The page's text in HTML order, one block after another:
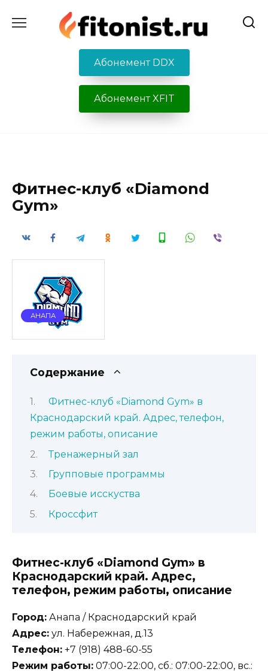
содержанию
Абонемент DDX
Абонемент XFIT
Фитнес-клуб «Diamond
Gym»
АНАПА
Содержание
Фитнес-клуб «Diamond Gym» в
Краснодарский край. Адрес, телефон,
режим работы, описание
Тренажерный зал
Групповые программы
Боевые исскуства
Кроссфит
Фитнес-клуб «Diamond Gym» в
Краснодарский край. Адрес,
телефон, режим работы, описание
Город: Анапа / Краснодарский край
Адрес: ул. Набережная, д.13
Телефон: +7 (918) 488-60-55
Режим работы: 07:00-22:00, сб.: 07:00-22:00, вс.: